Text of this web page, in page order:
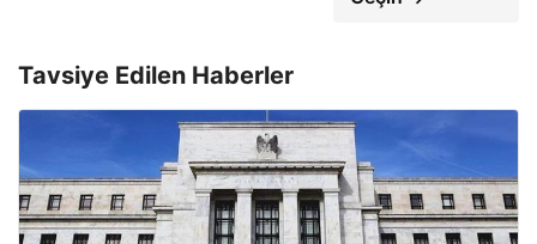
Tavsiye Edilen Haberler